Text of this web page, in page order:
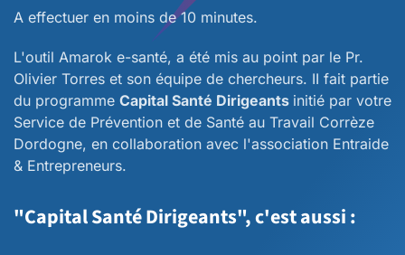
A effectuer en moins de 10 minutes.
L'outil Amarok e-santé, a été mis au point par le Pr.
Olivier Torres et son équipe de chercheurs. II fait partie
du programme Capital Santé Dirigeants initié par votre
Service de Prévention et de Santé au Travail Corrèze
Dordogne, en collaboration avec l'association Entraide
& Entrepreneurs.
"Capital Santé Dirigeants", c'est aussi :